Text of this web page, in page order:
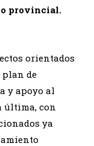
provincial.
orientados
de
y apoyo al
última, con
ya